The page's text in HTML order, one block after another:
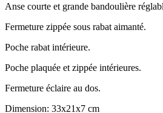
Anse courte et grande bandoulière
Fermeture zippée sous rabat aimanté.
Poche rabat intérieure.
Poche plaquée et zippée intérieures.
Fermeture éclaire au dos.
Dimension: 33x21x7 cm